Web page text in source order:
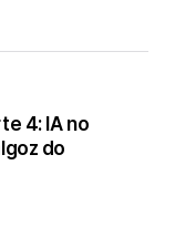
4: IA no
do